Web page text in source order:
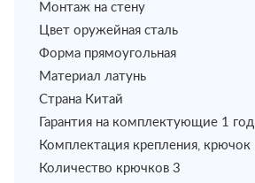
Монтаж на стену
Цвет оружейная сталь
Форма прямоугольная
Материал латунь
Страна Китай
Гарантия на комплектующие 1 год
Комплектация крепления, крючок
Количество крючков 3